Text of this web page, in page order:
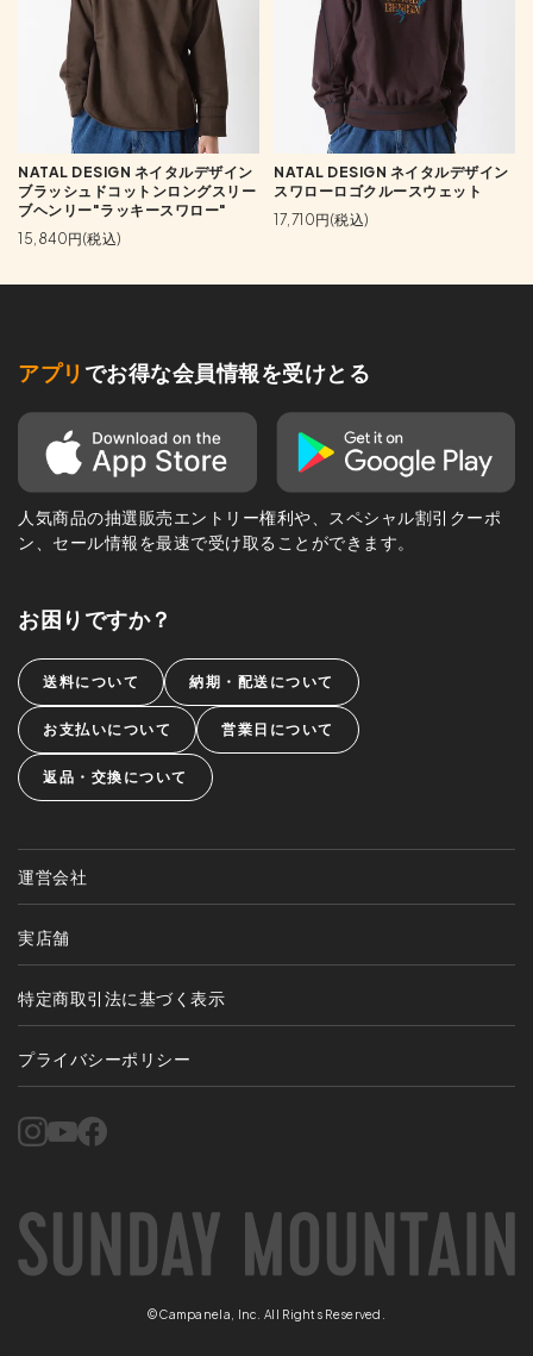
NATAL DESIGN ネイタルデザイン
ブラッシュドコットンロングスリー
ブヘンリー"ラッキースワロー"
15,840円(税込)
NATAL DESIGN ネイタルデザイン
スワローロゴクルースウェット
17,710円(税込)
アプリ でお得な会員情報を受けとる
人気商品の抽選販売エントリー権利や、スペシャル割引クーポ
ン、セール情報を最速で受け取ることができます。
お困りですか？
送料について 納期・配送について
お支払いについて 営業日について
返品・交換について
運営会社
実店舗
特定商取引法に基づく表示
プライバシーポリシー
©Campanela, Inc. All Rights Reserved.